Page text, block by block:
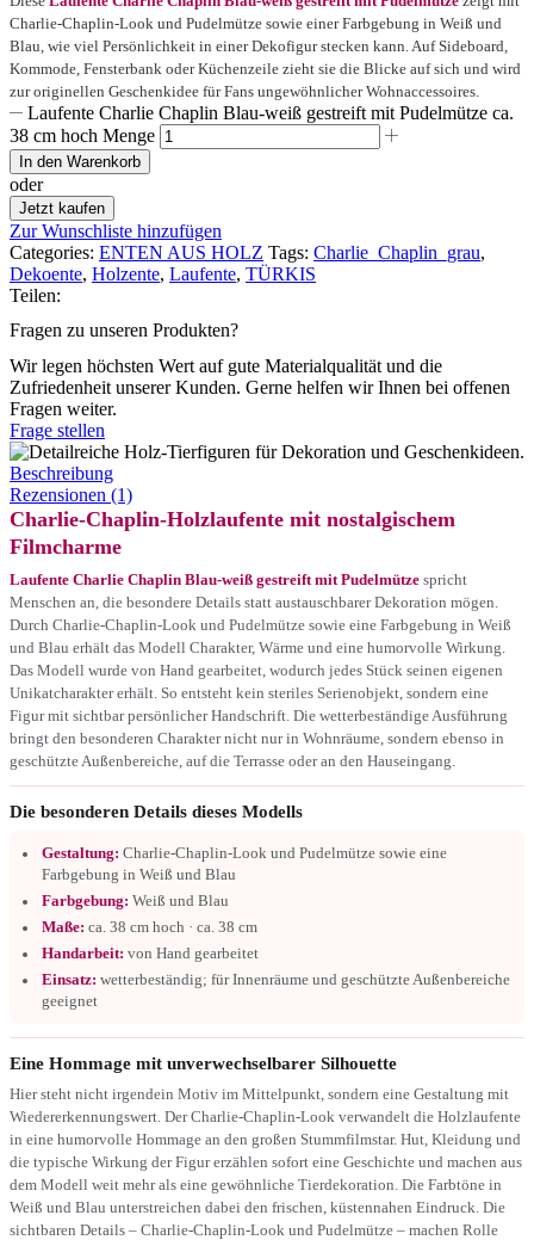
Charlie-Chaplin-Look und Pudelmütze sowie einer Farbgebung in Weiß und
Blau, wie viel Persönlichkeit in einer Dekofigur stecken kann. Auf Sideboard,
Kommode, Fensterbank oder Küchenzeile zieht sie die Blicke auf sich und wird
zur originellen Geschenkidee für Fans ungewöhnlicher Wohnaccessoires.
Laufente Charlie Chaplin Blau-weiß gestreift mit Pudelmütze ca.
38 cm hoch Menge
In den Warenkorb
oder
Jetzt kaufen
Zur Wunschliste hinzufügen
Categories: ENTEN AUS HOLZ Tags: Charlie_Chaplin_grau,
Dekoente, Holzente, Laufente, TÜRKIS
Teilen:
Fragen zu unseren Produkten?
Wir legen höchsten Wert auf gute Materialqualität und die
Zufriedenheit unserer Kunden. Gerne helfen wir Ihnen bei offenen
Fragen weiter.
Frage stellen
Beschreibung
Rezensionen (1)
Charlie-Chaplin-Holzlaufente mit nostalgischem
Filmcharme
Laufente Charlie Chaplin Blau-weiß gestreift mit Pudelmütze spricht
Menschen an, die besondere Details statt austauschbarer Dekoration mögen.
Durch Charlie-Chaplin-Look und Pudelmütze sowie eine Farbgebung in Weiß
und Blau erhält das Modell Charakter, Wärme und eine humorvolle Wirkung.
Das Modell wurde von Hand gearbeitet, wodurch jedes Stück seinen eigenen
Unikatcharakter erhält. So entsteht kein steriles Serienobjekt, sondern eine
Figur mit sichtbar persönlicher Handschrift. Die wetterbeständige Ausführung
bringt den besonderen Charakter nicht nur in Wohnräume, sondern ebenso in
geschützte Außenbereiche, auf die Terrasse oder an den Hauseingang.
Die besonderen Details dieses Modells
Gestaltung: Charlie-Chaplin-Look und Pudelmütze sowie eine
Farbgebung in Weiß und Blau
Farbgebung: Weiß und Blau
Maße: ca. 38 cm hoch · ca. 38 cm
Handarbeit: von Hand gearbeitet
Einsatz: wetterbeständig; für Innenräume und geschützte Außenbereiche
geeignet
Eine Hommage mit unverwechselbarer Silhouette
Hier steht nicht irgendein Motiv im Mittelpunkt, sondern eine Gestaltung mit
Wiedererkennungswert. Der Charlie-Chaplin-Look verwandelt die Holzlaufente
in eine humorvolle Hommage an den großen Stummfilmstar. Hut, Kleidung und
die typische Wirkung der Figur erzählen sofort eine Geschichte und machen aus
dem Modell weit mehr als eine gewöhnliche Tierdekoration. Die Farbtöne in
Weiß und Blau unterstreichen dabei den frischen, küstennahen Eindruck. Die
sichtbaren Details – Charlie-Chaplin-Look und Pudelmütze – machen Rolle